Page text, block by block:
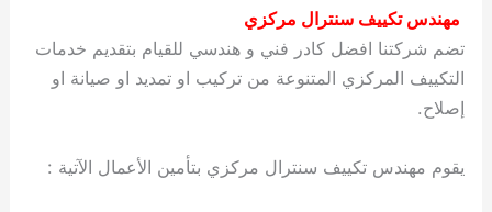
مهندس تكييف سنترال مركزي
تضم شركتنا افضل كادر فني و هندسي للقيام بتقديم خدمات
التكييف المركزي المتنوعة من تركيب او تمديد او صيانة او
إصلاح.
يقوم مهندس تكييف سنترال مركزي بتأمين الأعمال الآتية :